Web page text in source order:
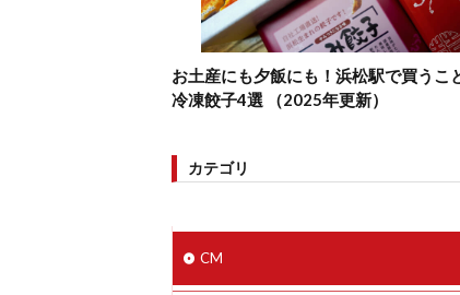
お土産にも夕飯にも！浜松駅で買うこ
冷凍餃子4選 （2025年更新）
カテゴリ
CM